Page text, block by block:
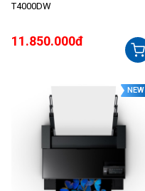
T4000DW
11.850.000đ
NEW